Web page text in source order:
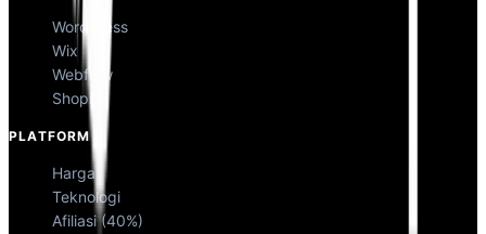
WordPress
Wix
Webflow
Shopify
PLATFORM
Harga
Teknologi
Afiliasi (40%)